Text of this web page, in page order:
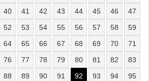
40 41 42 43 44 45 46
47
52 53 54 55 56 57 58
59
64 65 66 67 68 69 70
71
76 77 78 79 80 81 82
83
88 89 90 91 92 93 94
95